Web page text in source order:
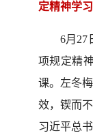
定精神学
6月27
项规定精
课。左冬
效，锲而
习近平总